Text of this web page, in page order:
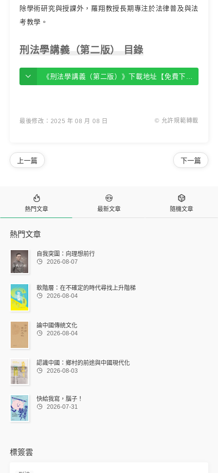
除學術研究與授課外，羅翔教授長期專注於法律普及與法
考教學。
刑法學講義（第二版） 目錄
《刑法學講義（第二版）》下載地址【免費下載】
最後修改：2025 年 08 月 08 日 © 允許規範轉載
下一篇
上一篇

熱門文章

最新文章

隨機文章
熱門文章
自我突圍：向理想前行
 2026-08-07
軟階層：在不確定的時代尋找上升階梯
 2026-08-04
論中國傳統文化
 2026-08-04
認識中國：鄉村的前途與中國現代化
 2026-08-03
快給我寫，腦子！
 2026-07-31
標簽雲